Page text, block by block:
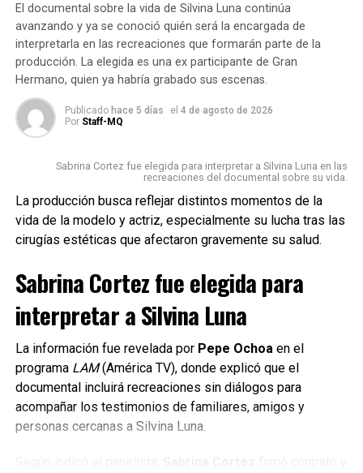
“Quiero destacar el trabajo,
compromiso y
participación de quienes
integran el Club Deportivo
Aldao y de toda la
comunidad, para llevar
adelante esta fiesta que
forma parte de la identidad
de Colonia Aldao y de toda
senador provincial.
“Quiero felicitar
nuevamente al club por la
obtención de la Copa de
El documental sobre la vida de Silvina Luna continúa
avanzando y ya se conoció quién será la encargada de
interpretarla en las recreaciones que formarán parte de la
producción. La elegida es una ex participante de Gran
Hermano, quien ya habría grabado sus escenas.
Publicado hace 5 días el 4 de agosto de 2026
Por Staff-MQ
Sabrina Cortez fue elegida para interpretar a Silvina Luna en las
recreaciones del documental sobre su vida.
La producción busca reflejar distintos momentos de la
vida de la modelo y actriz, especialmente su lucha tras las
cirugías estéticas que afectaron gravemente su salud.
Sabrina Cortez fue elegida para
interpretar a Silvina Luna
La información fue revelada por Pepe Ochoa en el
programa LAM(América TV), donde explicó que el
documental incluirá recreaciones sin diálogos para
acompañar los testimonios de familiares, amigos y
personas cercanas a Silvina Luna.